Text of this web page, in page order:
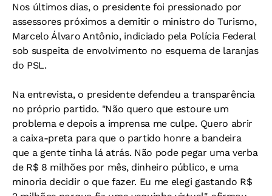
Nos últimos dias, o presidente foi pressionado por
assessores próximos a demitir o ministro do Turismo,
Marcelo Álvaro Antônio, indiciado pela Polícia Federal
sob suspeita de envolvimento no esquema de laranjas
do PSL.
Na entrevista, o presidente defendeu a transparência
no próprio partido. "Não quero que estoure um
problema e depois a imprensa me culpe. Quero abrir
a caixa-preta para que o partido honre a bandeira
que a gente tinha lá atrás. Não pode pegar uma verba
de R$ 8 milhões por mês, dinheiro público, e uma
minoria decidir o que fazer. Eu me elegi gastando R$